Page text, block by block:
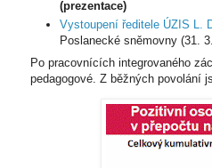
(prezentace)
Vystoupení ředitele ÚZIS L.
Poslanecké sněmovny (31.
Po pracovnících integrovaného
pedagogové. Z běžných povolání